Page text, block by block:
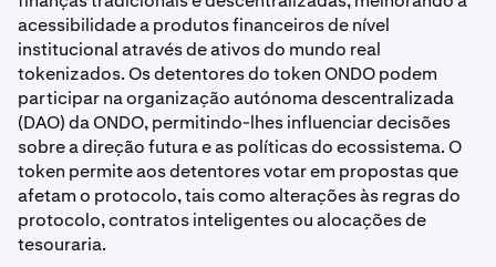
acessibilidade a produtos financeiros de nível
institucional através de ativos do mundo real
tokenizados. Os detentores do token ONDO podem
participar na organização autónoma descentralizada
(DAO) da ONDO, permitindo-lhes influenciar decisões
sobre a direção futura e as políticas do ecossistema. O
token permite aos detentores votar em propostas que
afetam o protocolo, tais como alterações às regras do
protocolo, contratos inteligentes ou alocações de
tesouraria.